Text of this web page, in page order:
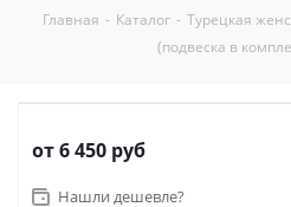
Главная - Каталог - Турецкая
(подвеска в
от6 450 руб
Нашли дешевле?